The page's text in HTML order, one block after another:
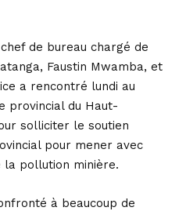
de bureau chargé de
Faustin Mwamba, et
a rencontré lundi au
provincial du Haut-
solliciter le soutien
pour mener avec
pollution minière.
à beaucoup de